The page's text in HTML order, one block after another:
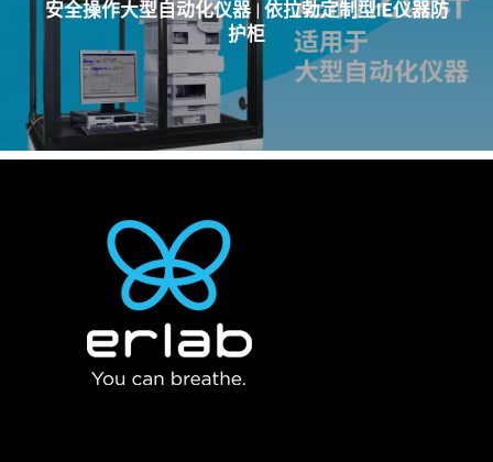
安全操作大型自动化仪器 | 依拉勃定制型IE仪器防
护柜